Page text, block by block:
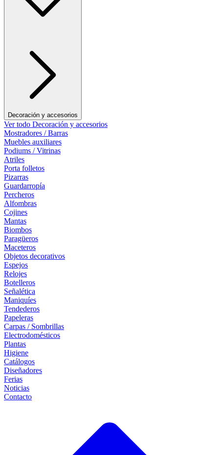
Decoración y accesorios
Ver todo Decoración y accesorios
Mostradores / Barras
Muebles auxiliares
Podiums / Vitrinas
Atriles
Porta folletos
Pizarras
Guardarropía
Percheros
Alfombras
Cojines
Mantas
Biombos
Paragüeros
Maceteros
Objetos decorativos
Espejos
Relojes
Botelleros
Señalética
Maniquíes
Tendederos
Papeleras
Carpas / Sombrillas
Electrodomésticos
Plantas
Higiene
Catálogos
Diseñadores
Ferias
Noticias
Contacto